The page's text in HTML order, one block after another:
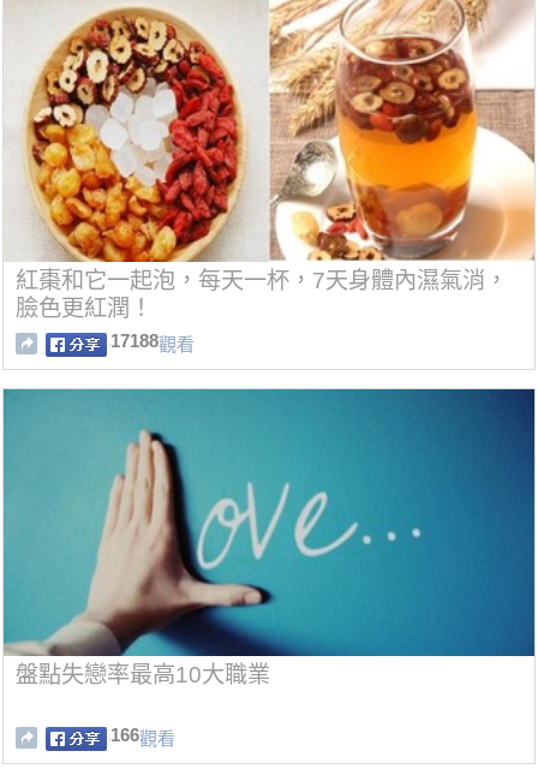
紅棗和它一起泡，每天一杯，7天身體內濕氣消，
臉色更紅潤！
17188觀看
盤點失戀率最高10大職業
166觀看